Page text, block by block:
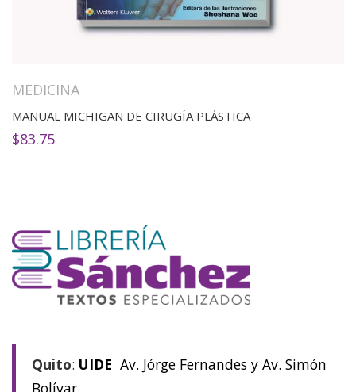
MEDICINA
MANUAL MICHIGAN DE CIRUGÍA PLÁSTICA
$83.75
Quito: UIDE Av. Jórge Fernandes y Av. Simón